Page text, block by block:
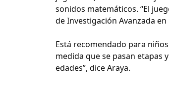
sonidos matemáticos. “El
de Investigación Avanzada en
Está recomendado para
medida que se pasan etapas
edades”, dice Araya.